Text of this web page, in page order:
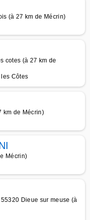
(à 27 km de Mécrin)
cotes (à 27 km de
Côtes
km de Mécrin)
Mécrin)
Dieue sur meuse (à